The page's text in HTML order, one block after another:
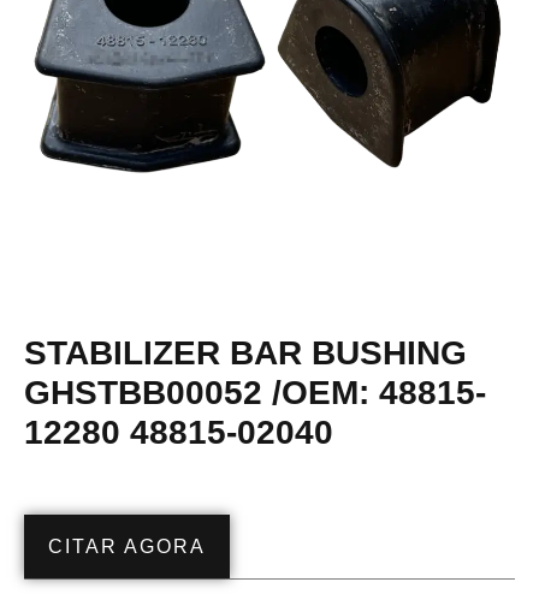
STABILIZER BAR BUSHING
GHSTBB00052 /OEM: 48815-
12280 48815-02040
CITAR AGORA